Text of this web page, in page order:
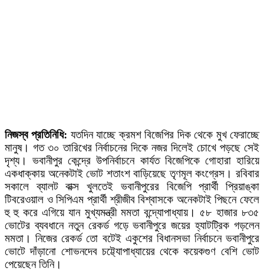
নিজস্ব প্রতিনিধি: যতদিন যাচ্ছে ক্রমশ বিজেপির দিক থেকে মুখ ফেরাচ্ছে
মানুষ। গত ৩০ তারিখের নির্বাচনের দিকে নজর দিলেই চোখে পড়ছে সেই
দৃশ্য। ভবানীপুর কেন্দ্রে উপনির্বাচনে কার্যত বিজেপিকে গোহারা হারিয়ে
একধাক্কায় অনেকটাই ভোট শতাংশ বাড়িয়েছে তৃণমূল কংগ্রেস। রবিবার
সকালে ব্যালট বাক্স খুলতেই ভবানীপুরের বিজেপি প্রার্থী প্রিয়াঙ্কা
টিবরেওয়াল ও সিপিএম প্রার্থী শ্রীজীব বিশ্বাসকে অনেকটাই পিছনে ফেলে
হু হু করে এগিয়ে যান মুখ্যমন্ত্রী মমতা বন্দ্যোপাধ্যায়। ৫৮ হাজার ৮৩৫
ভোটের ব্যবধানে নতুন রেকর্ড গড়ে ভবানীপুরে জয়ের হ্যাটট্রিক গড়লেন
মমতা। নিজের রেকর্ড তো বটেই একুশের বিধানসভা নির্বাচনে ভবানীপুরে
ভোটে দাঁড়ানো শোভনদেব চট্ট্যোপাধ্যায়ের থেকে কয়েকগুণ বেশি ভোট
পেয়েছেন তিনি।